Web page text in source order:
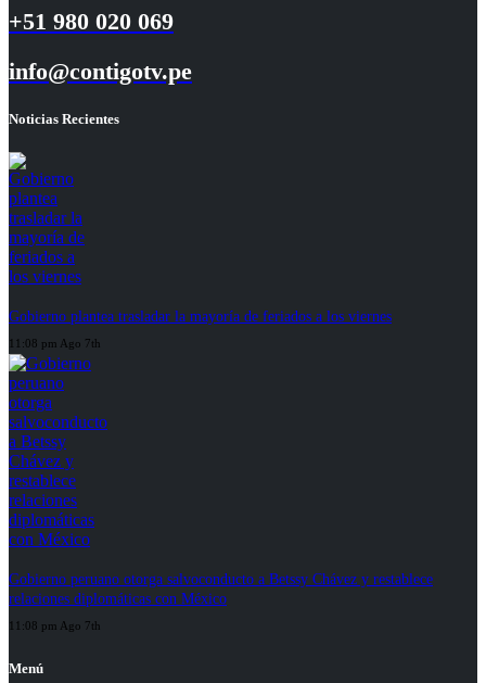
+51 980 020 069
info@contigotv.pe
Noticias Recientes
Gobierno plantea trasladar la mayoría de feriados a los viernes
11:08 pm Ago 7th
Gobierno peruano otorga salvoconducto a Betssy Chávez y restablece
relaciones diplomáticas con México
11:08 pm Ago 7th
Menú